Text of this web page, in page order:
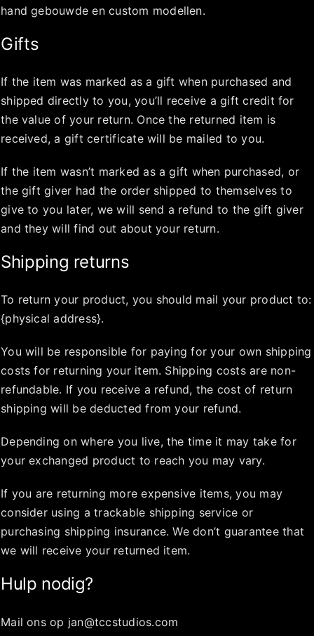
hand gebouwde en custom modellen.
Gifts
If the item was marked as a gift when purchased and
shipped directly to you, you’ll receive a gift credit for
the value of your return. Once the returned item is
received, a gift certificate will be mailed to you.
If the item wasn’t marked as a gift when purchased, or
the gift giver had the order shipped to themselves to
give to you later, we will send a refund to the gift giver
and they will find out about your return.
Shipping returns
To return your product, you should mail your product to:
{physical address}.
You will be responsible for paying for your own shipping
costs for returning your item. Shipping costs are non-
refundable. If you receive a refund, the cost of return
shipping will be deducted from your refund.
Depending on where you live, the time it may take for
your exchanged product to reach you may vary.
If you are returning more expensive items, you may
consider using a trackable shipping service or
purchasing shipping insurance. We don’t guarantee that
we will receive your returned item.
Hulp nodig?
Mail ons op jan@tccstudios.com